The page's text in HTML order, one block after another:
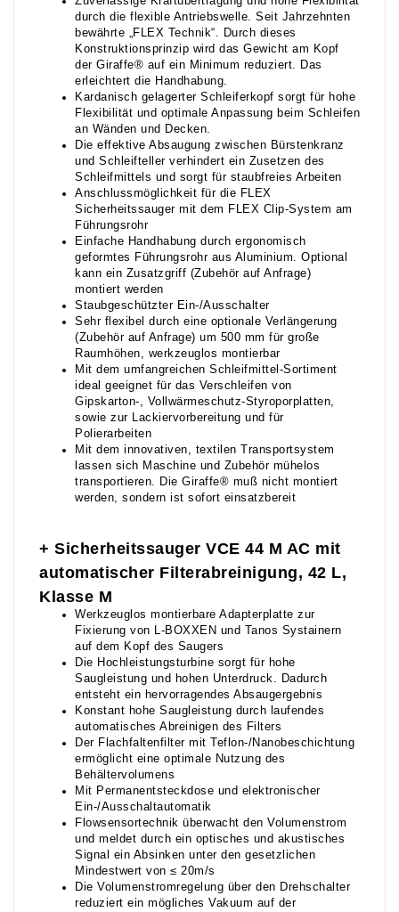
durch die flexible Antriebswelle. Seit Jahrzehnten
bewährte „FLEX Technik“. Durch dieses
Konstruktionsprinzip wird das Gewicht am Kopf
der Giraffe® auf ein Minimum reduziert. Das
erleichtert die Handhabung.
Kardanisch gelagerter Schleiferkopf sorgt für hohe
Flexibilität und optimale Anpassung beim Schleifen
an Wänden und Decken.
Die effektive Absaugung zwischen Bürstenkranz
und Schleifteller verhindert ein Zusetzen des
Schleifmittels und sorgt für staubfreies Arbeiten
Anschlussmöglichkeit für die FLEX
Sicherheitssauger mit dem FLEX Clip-System am
Führungsrohr
Einfache Handhabung durch ergonomisch
geformtes Führungsrohr aus Aluminium. Optional
kann ein Zusatzgriff (Zubehör auf Anfrage)
montiert werden
Staubgeschützter Ein-/Ausschalter
Sehr flexibel durch eine optionale Verlängerung
(Zubehör auf Anfrage) um 500 mm für große
Raumhöhen, werkzeuglos montierbar
Mit dem umfangreichen Schleifmittel-Sortiment
ideal geeignet für das Verschleifen von
Gipskarton-, Vollwärmeschutz-Styroporplatten,
sowie zur Lackiervorbereitung und für
Polierarbeiten
Mit dem innovativen, textilen Transportsystem
lassen sich Maschine und Zubehör mühelos
transportieren. Die Giraffe® muß nicht montiert
werden, sondern ist sofort einsatzbereit
+ Sicherheitssauger VCE 44 M AC mit
automatischer Filterabreinigung, 42 L,
Klasse M
Werkzeuglos montierbare Adapterplatte zur
Fixierung von L-BOXXEN und Tanos Systainern
auf dem Kopf des Saugers
Die Hochleistungsturbine sorgt für hohe
Saugleistung und hohen Unterdruck. Dadurch
entsteht ein hervorragendes Absaugergebnis
Konstant hohe Saugleistung durch laufendes
automatisches Abreinigen des Filters
Der Flachfaltenfilter mit Teflon-/Nanobeschichtung
ermöglicht eine optimale Nutzung des
Behältervolumens
Mit Permanentsteckdose und elektronischer
Ein-/Ausschaltautomatik
Flowsensortechnik überwacht den Volumenstrom
und meldet durch ein optisches und akustisches
Signal ein Absinken unter den gesetzlichen
Mindestwert von ≤ 20m/s
Die Volumenstromregelung über den Drehschalter
reduziert ein mögliches Vakuum auf der